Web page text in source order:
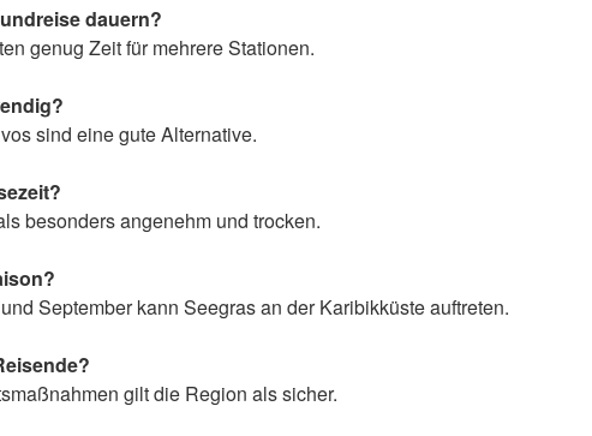
dauern?
genug Zeit für mehrere Stationen.
sind eine gute Alternative.
besonders angenehm und trocken.
September kann Seegras an der Karibikküste auftreten.
gilt die Region als sicher.